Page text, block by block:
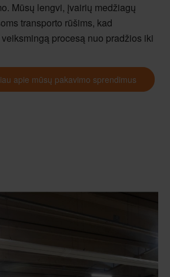
Mūsų lengvi, įvairių medžiagų
transporto rūšims, kad
procesą nuo pradžios iki
apie mūsų pakavimo sprendimus